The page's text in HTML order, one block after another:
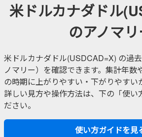
米ドルカナダドル
のアノマ
米ドルカナダドル(USDCAD=X) の過
ノマリー）を確認できます。集計年数
の時期に上がりやすい・下がりやすい
詳しい見方や操作方法は、下の「使い
ださい。
使い方ガイドを見